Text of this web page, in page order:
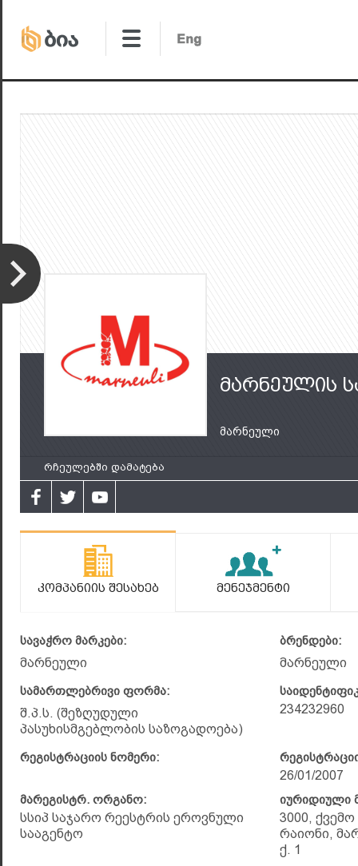
მარნეულის
მარნეული
რჩეულებში დამატება
Კომპანიის Შესახებ Მენეჯმენტი
სავაჭრო მარკები:
მარნეული
ბრენდები:
მარნეული
სამართლებრივი ფორმა:
შ.პ.ს. (შეზღუდული
პასუხისმგებლობის საზოგადოება)
234232960
რეგისტრაციის ნომერი:
26/01/2007
მარეგისტრ. ორგანო:
სსიპ საჯარო რეესტრის ეროვნული
სააგენტო
იურიდიული
3000,
რაიონი,
ქ. 1